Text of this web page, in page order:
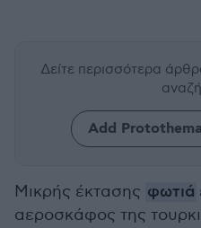
Δείτε περισσότερα
Add
Μικρής έκτασης φωτιά
αεροσκάφος της